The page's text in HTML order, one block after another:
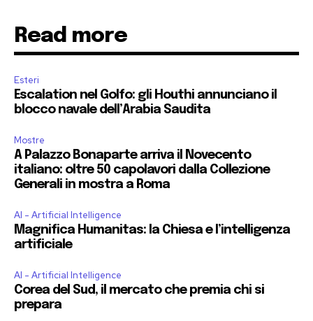
Read more
Esteri
Escalation nel Golfo: gli Houthi annunciano il
blocco navale dell’Arabia Saudita
Mostre
A Palazzo Bonaparte arriva il Novecento
italiano: oltre 50 capolavori dalla Collezione
Generali in mostra a Roma
AI - Artificial Intelligence
Magnifica Humanitas: la Chiesa e l’intelligenza
artificiale
AI - Artificial Intelligence
Corea del Sud, il mercato che premia chi si
prepara